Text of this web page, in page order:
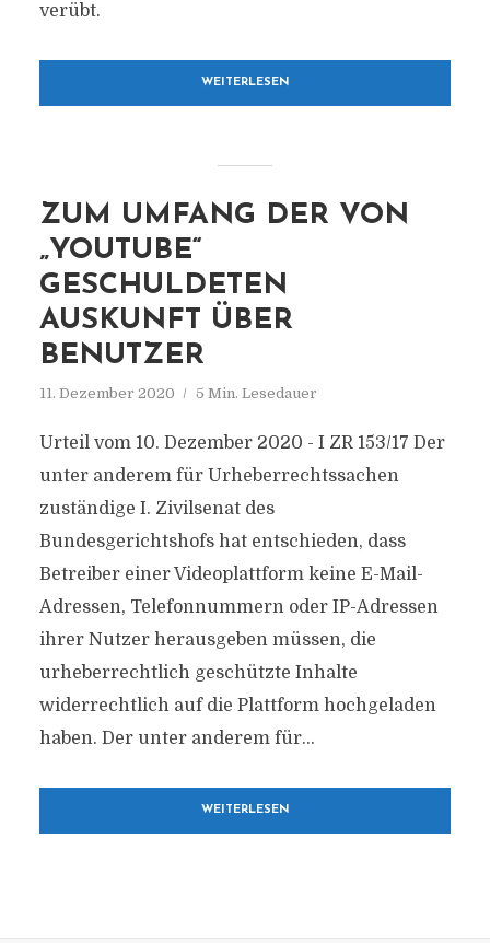
verübt.
WEITERLESEN
ZUM UMFANG DER VON
„YOUTUBE“
GESCHULDETEN
AUSKUNFT ÜBER
BENUTZER
11. Dezember 2020 5 Min. Lesedauer
Urteil vom 10. Dezember 2020 - I ZR 153/17 Der
unter anderem für Urheberrechtssachen
zuständige I. Zivilsenat des
Bundesgerichtshofs hat entschieden, dass
Betreiber einer Videoplattform keine E-Mail-
Adressen, Telefonnummern oder IP-Adressen
ihrer Nutzer herausgeben müssen, die
urheberrechtlich geschützte Inhalte
widerrechtlich auf die Plattform hochgeladen
haben. Der unter anderem für...
WEITERLESEN